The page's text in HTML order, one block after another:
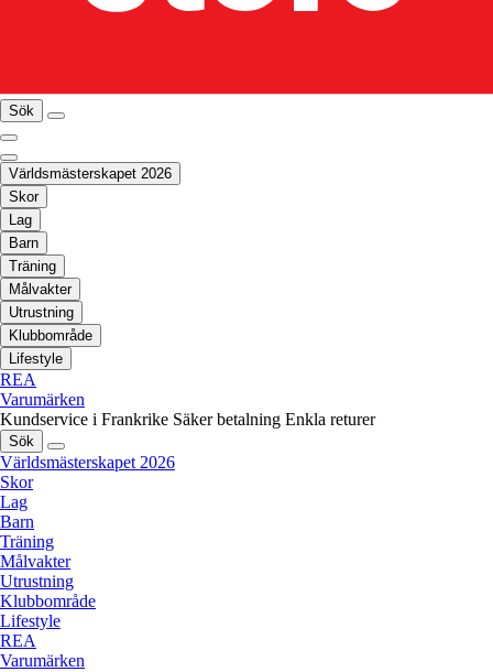
Sök
Världsmästerskapet 2026
Skor
Lag
Barn
Träning
Målvakter
Utrustning
Klubbområde
Lifestyle
REA
Varumärken
Kundservice i Frankrike Säker betalning Enkla returer
Sök
Världsmästerskapet 2026
Skor
Lag
Barn
Träning
Målvakter
Utrustning
Klubbområde
Lifestyle
REA
Varumärken